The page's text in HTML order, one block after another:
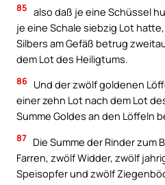
85 also daß je eine Schüssel
je eine Schale siebzig Lot
Silbers am Gefäß betrug
dem Lot des Heiligtums.
86 Und der zwölf goldenen
einer zehn Lot nach dem Lot
Summe Goldes an den Löffeln
87 Die Summe der Rinder zum
Farren, zwölf Widder, zwölf
Speisopfer und zwölf